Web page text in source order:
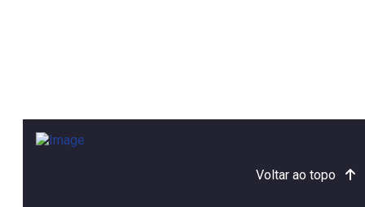
Voltar ao topo